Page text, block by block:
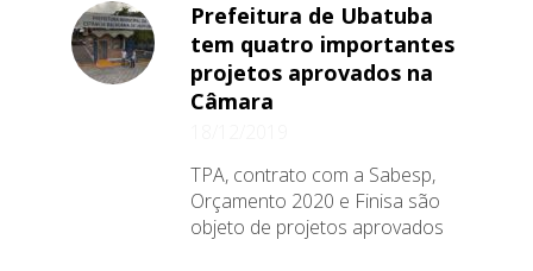
Prefeitura de Ubatuba
tem quatro importantes
projetos aprovados na
Câmara
TPA, contrato com a Sabesp,
Orçamento 2020 e Finisa são
objeto de projetos aprovados